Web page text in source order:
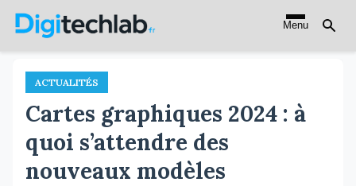
Aller
principal
Menu
ACTUALITÉS
Cartes graphiques 2024 : à
quoi s’attendre des
nouveaux modèles